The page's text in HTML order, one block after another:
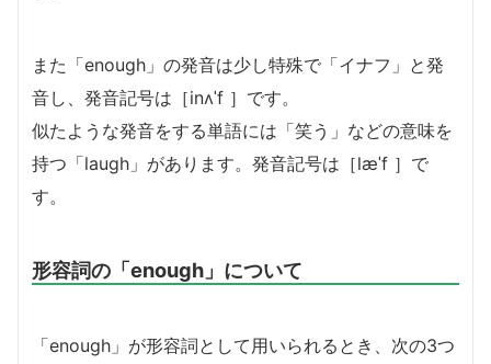
また「enough」の発音は少し特殊で「イナフ」と発
音し、発音記号は［inʌˈf ］です。
似たような発音をする単語には「笑う」などの意味を
持つ「laugh」があります。発音記号は［læˈf ］で
す。
形容詞の「enough」について
「enough」が形容詞として用いられるとき、次の3つ